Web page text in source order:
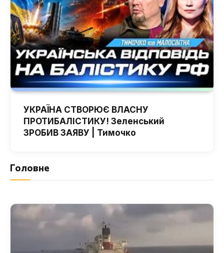
УКРАЇНА СТВОРЮЄ ВЛАСНУ
ПРОТИБАЛІСТИКУ! Зеленський
ЗРОБИВ ЗАЯВУ | Тимочко
Головне